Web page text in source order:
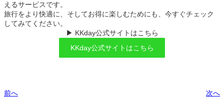
えるサービスです。
旅行をより快適に、そしてお得に楽しむためにも、今すぐチェック
してみてください。
▶ KKday公式サイトはこちら
KKday公式サイトはこちら
前へ 次へ